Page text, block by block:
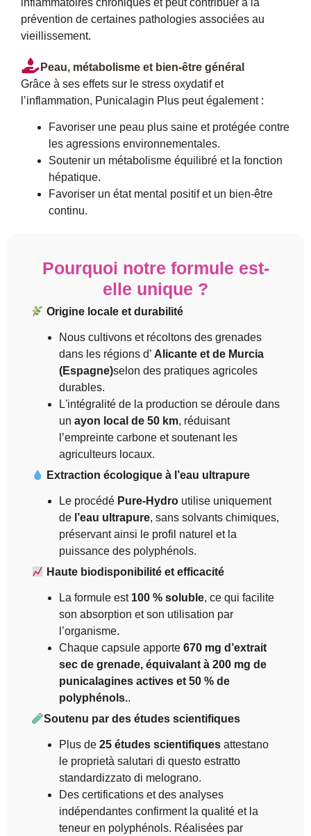
inflammatoires chroniques et peut contribuer à la
prévention de certaines pathologies associées au
vieillissement.
Peau, métabolisme et bien-être général
Grâce à ses effets sur le stress oxydatif et
l’inflammation, Punicalagin Plus peut également :
Favoriser une peau plus saine et protégée contre
les agressions environnementales.
Soutenir un métabolisme équilibré et la fonction
hépatique.
Favoriser un état mental positif et un bien-être
continu.
Pourquoi notre formule est-
elle unique ?
Origine locale et durabilité
Nous cultivons et récoltons des grenades
dans les régions d’ Alicante et de Murcia
(Espagne)selon des pratiques agricoles
durables.
L'intégralité de la production se déroule dans
un ayon local de 50 km, réduisant
l’empreinte carbone et soutenant les
agriculteurs locaux.
Extraction écologique à l’eau ultrapure
Le procédé Pure-Hydro utilise uniquement
de l’eau ultrapure, sans solvants chimiques,
préservant ainsi le profil naturel et la
puissance des polyphénols.
Haute biodisponibilité et efficacité
La formule est 100 % soluble, ce qui facilite
son absorption et son utilisation par
l’organisme.
Chaque capsule apporte 670 mg d’extrait
sec de grenade, équivalant à 200 mg de
punicalagines actives et 50 % de
polyphénols..
Soutenu par des études scientifiques
Plus de 25 études scientifiques attestano
le proprietà salutari di questo estratto
standardizzato di melograno.
Des certifications et des analyses
indépendantes confirment la qualité et la
teneur en polyphénols. Réalisées par